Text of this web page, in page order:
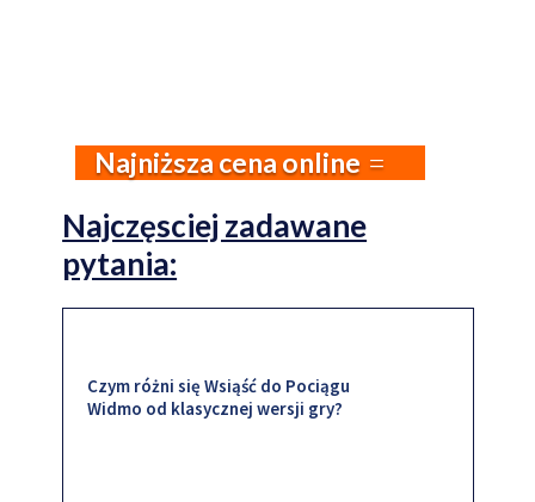
Najniższa cena online
Najczęsciej zadawane
pytania:
Czym różni się Wsiąść do Pociągu
Widmo od klasycznej wersji gry?